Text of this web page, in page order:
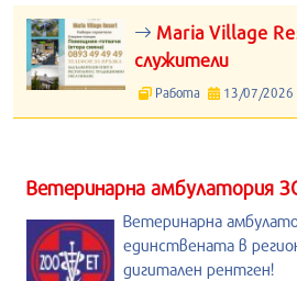
Maria Village
служители
Работа 13/07/2026
Ветеринарна амбулатория
Ветеринарна
единствената в
дигитален рентген!